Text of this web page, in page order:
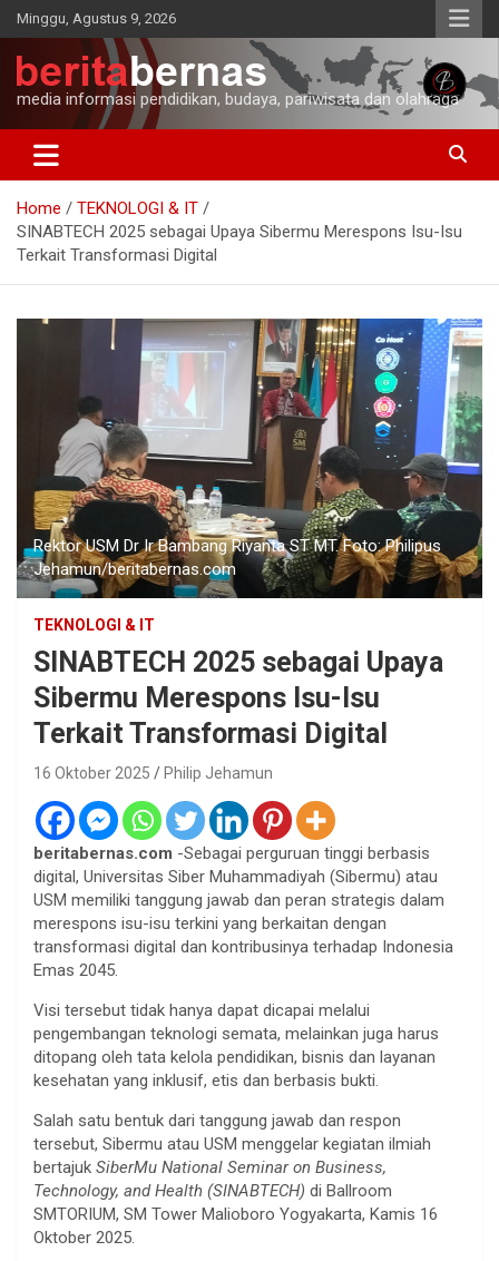
Skip
to
content
Minggu, Agustus 9, 2026
media informasi pendidikan, budaya, pariwisata dan olahraga
Home
TEKNOLOGI & IT
SINABTECH 2025 sebagai Upaya Sibermu Merespons Isu-Isu
Terkait Transformasi Digital
Rektor USM Dr Ir Bambang Riyanta ST MT. Foto: Philipus
Jehamun/beritabernas.com
TEKNOLOGI & IT
SINABTECH 2025 sebagai Upaya
Sibermu Merespons Isu-Isu
Terkait Transformasi Digital
16 Oktober 2025 Philip Jehamun
beritabernas.com -Sebagai perguruan tinggi berbasis
digital, Universitas Siber Muhammadiyah (Sibermu) atau
USM memiliki tanggung jawab dan peran strategis dalam
merespons isu-isu terkini yang berkaitan dengan
transformasi digital dan kontribusinya terhadap Indonesia
Emas 2045.
Visi tersebut tidak hanya dapat dicapai melalui
pengembangan teknologi semata, melainkan juga harus
ditopang oleh tata kelola pendidikan, bisnis dan layanan
kesehatan yang inklusif, etis dan berbasis bukti.
Salah satu bentuk dari tanggung jawab dan respon
tersebut, Sibermu atau USM menggelar kegiatan ilmiah
bertajuk SiberMu National Seminar on Business,
Technology, and Health (SINABTECH) di Ballroom
SMTORIUM, SM Tower Malioboro Yogyakarta, Kamis 16
Oktober 2025.